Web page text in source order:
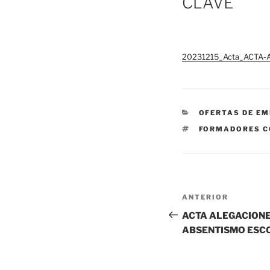
20231215_Acta_ACTA-
CATEGORÍAS
OFERTAS DE
ETIQUETAS
FORMADORES
Navegación
de
entradas
Entrada
anterior:
ANTERIOR
ACTA
ABSENTISMO